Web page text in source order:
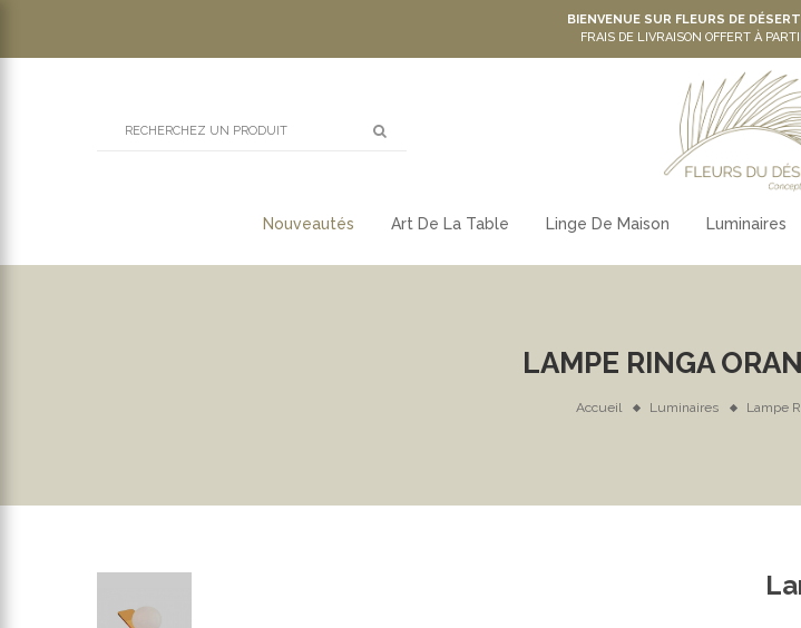
BIENVENUE SUR FLEURS DE
FRAIS DE LIVRAISON OFFERT À
Nouveautés Art De La Table Linge De Maison Luminaires
LAMPE RINGA
Accueil Luminaires Lampe